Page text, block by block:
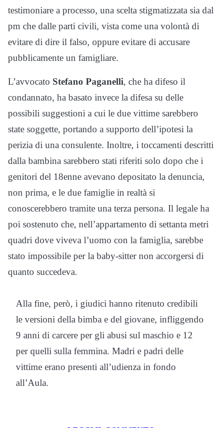
testimoniare a processo, una scelta stigmatizzata sia dal
pm che dalle parti civili, vista come una volontà di
evitare di dire il falso, oppure evitare di accusare
pubblicamente un famigliare.
L’avvocato Stefano Paganelli, che ha difeso il
condannato, ha basato invece la difesa su delle
possibili suggestioni a cui le due vittime sarebbero
state soggette, portando a supporto dell’ipotesi la
perizia di una consulente. Inoltre, i toccamenti descritti
dalla bambina sarebbero stati riferiti solo dopo che i
genitori del 18enne avevano depositato la denuncia,
non prima, e le due famiglie in realtà si
conoscerebbero tramite una terza persona. Il legale ha
poi sostenuto che, nell’appartamento di settanta metri
quadri dove viveva l’uomo con la famiglia, sarebbe
stato impossibile per la baby-sitter non accorgersi di
quanto succedeva.
Alla fine, però, i giudici hanno ritenuto credibili
le versioni della bimba e del giovane, infliggendo
9 anni di carcere per gli abusi sul maschio e 12
per quelli sulla femmina. Madri e padri delle
vittime erano presenti all’udienza in fondo
all’Aula.